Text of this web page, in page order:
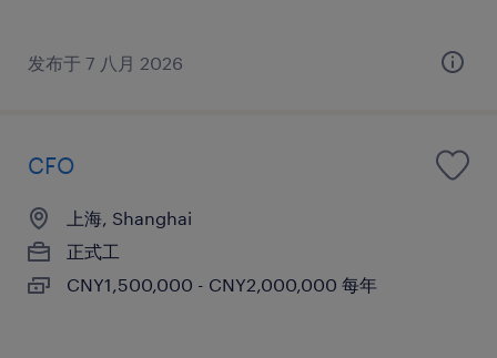
发布于 7 八月 2026
CFO
上海, Shanghai
正式工
CNY1,500,000 - CNY2,000,000 每年